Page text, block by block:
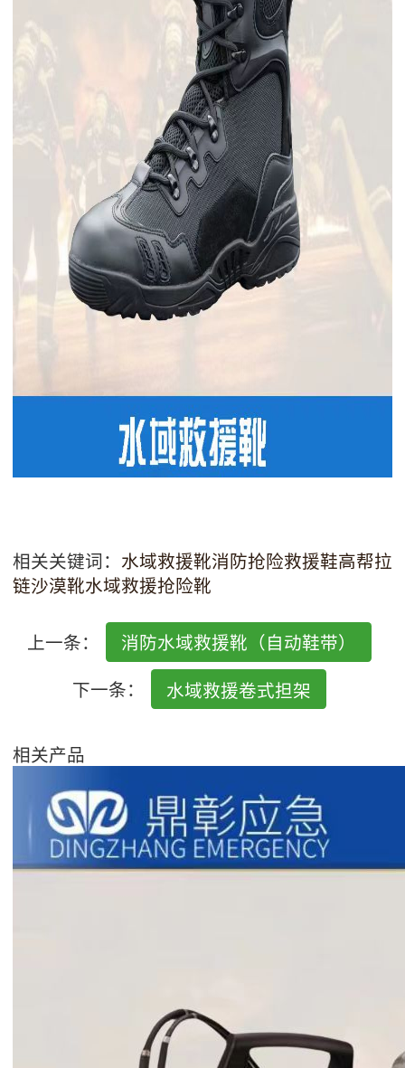
相关关键词： 水域救援靴消防抢险救援鞋高帮拉
链沙漠靴水域救援抢险靴
上一条：
消防水域救援靴（自动鞋带）
下一条：
水域救援卷式担架
相关产品